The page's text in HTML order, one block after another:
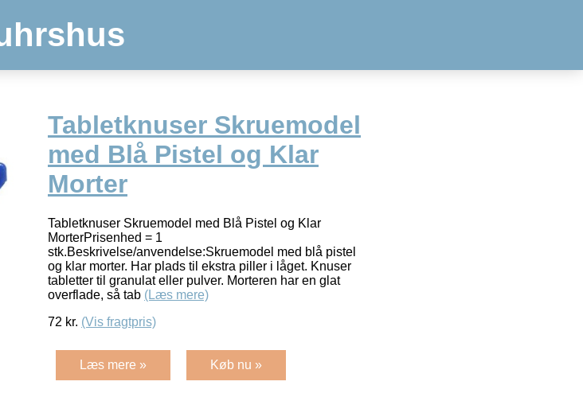
Tabletknuser Skruemodel
med Blå Pistel og Klar
Morter
Tabletknuser Skruemodel med Blå Pistel og Klar
MorterPrisenhed = 1
stk.Beskrivelse/anvendelse:Skruemodel med blå pistel
og klar morter. Har plads til ekstra piller i låget. Knuser
tabletter til granulat eller pulver. Morteren har en glat
overflade, så tab (Læs mere)
72 kr. (Vis fragtpris)
Læs mere » Køb nu »